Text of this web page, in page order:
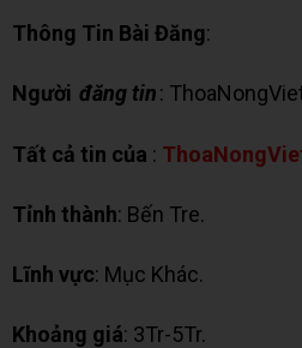
Thông Tin Bài Đăng:
Người đăng tin:
Tất cả tin của :
Tỉnh thành: Bến Tre.
Lĩnh vực: Mục Khác.
Khoảng giá: 3Tr-5Tr.